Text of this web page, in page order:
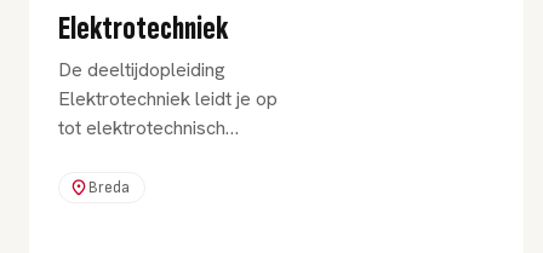
Elektrotechniek
De deeltijdopleiding
Elektrotechniek leidt je op
tot elektrotechnisch
energiebewuste instelling,
Breda